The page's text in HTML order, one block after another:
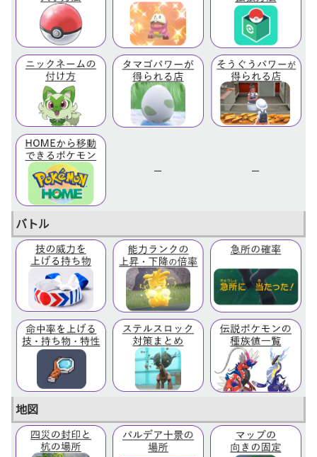
ー ー
バトル
地図